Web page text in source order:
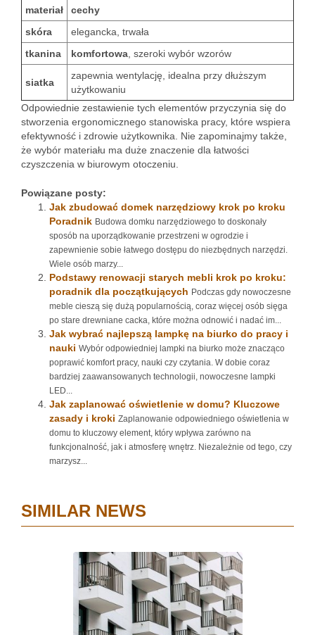
materiał
cechy
skóra
elegancka, trwała
tkanina
komfortowa , szeroki wybór wzorów
siatka
zapewnia wentylację, idealna przy dłuższym
użytkowaniu
Odpowiednie zestawienie tych elementów przyczynia się do
stworzenia ergonomicznego stanowiska pracy, które wspiera
efektywność i zdrowie użytkownika. Nie zapominajmy także,
że wybór materiału ma duże znaczenie dla łatwości
czyszczenia w biurowym otoczeniu.
Powiązane posty:
Jak zbudować domek narzędziowy krok po kroku
Poradnik Budowa domku narzędziowego to doskonały
sposób na uporządkowanie przestrzeni w ogrodzie i
zapewnienie sobie łatwego dostępu do niezbędnych narzędzi.
Wiele osób marzy...
Podstawy renowacji starych mebli krok po kroku:
poradnik dla początkujących Podczas gdy nowoczesne
meble cieszą się dużą popularnością, coraz więcej osób sięga
po stare drewniane cacka, które można odnowić i nadać im...
Jak wybrać najlepszą lampkę na biurko do pracy i
nauki Wybór odpowiedniej lampki na biurko może znacząco
poprawić komfort pracy, nauki czy czytania. W dobie coraz
bardziej zaawansowanych technologii, nowoczesne lampki
LED...
Jak zaplanować oświetlenie w domu? Kluczowe
zasady i kroki Zaplanowanie odpowiedniego oświetlenia w
domu to kluczowy element, który wpływa zarówno na
funkcjonalność, jak i atmosferę wnętrz. Niezależnie od tego, czy
marzysz...
SIMILAR NEWS